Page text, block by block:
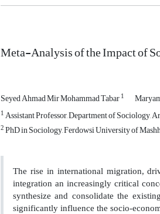
Meta-Analysis of the Impact of
Seyed Ahmad Mir Mohammad Tabar1
1Assistant Professor, Department of Sociology,
2PhD in Sociology, Ferdowsi University of
The rise in international migration,
integration an increasingly critical
synthesize and consolidate the
significantly influence the socio-